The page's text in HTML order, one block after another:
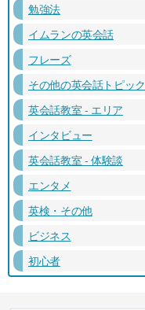
勉強法
イムランの英会話
フレーズ
その他の英会話トピック
英会話教室 - エリア
インタビュー
英会話教室 - 体験談
エンタメ
英検・その他
ビジネス
初心者